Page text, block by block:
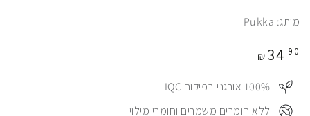
מותג: Pukka
מחיר ₪ 34.90
100%⠀ אורגני בפיקוח IQC